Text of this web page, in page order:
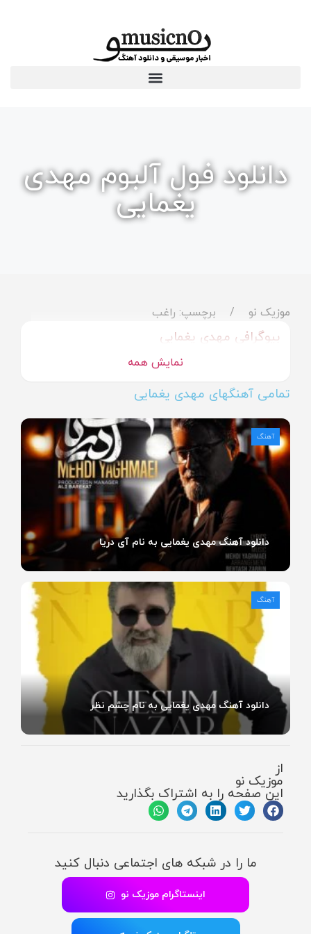
دانلود فول آلبوم مهدی
یغمایی
موزیک نو برچسپ: راغب
بیوگرافی مهدی یغمایی
نمایش همه
تمامی آهنگهای مهدی یغمایی
دانلود آهنگ مهدی یغمایی به نام آی دریا
آهنگ
دانلود آهنگ مهدی یغمایی به نام چشم نظر
آهنگ
از
موزیک نو
این صفحه را به اشتراک بگذارید
ما را در شبکه های اجتماعی دنبال کنید
اینستاگرام موزیک نو